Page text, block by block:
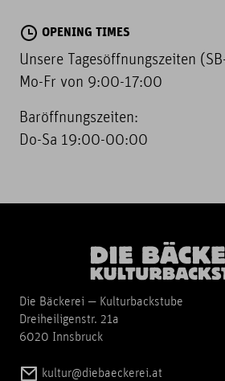
OPENING TIMES
Unsere Tagesöffnungszeiten
Mo-Fr von 9:00-17:00
Baröffnungszeiten:
Do-Sa 19:00-00:00
Die Bäckerei — Kulturbackstube
Dreiheiligenstr. 21a
6020 Innsbruck
kultur@diebaeckerei.at